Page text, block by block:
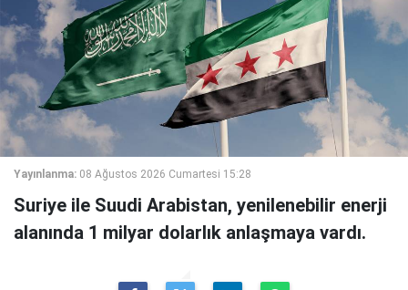
Yayınlanma: 08 Ağustos 2026 Cumartesi 15:28
Suriye ile Suudi Arabistan, yenilenebilir enerji
alanında 1 milyar dolarlık anlaşmaya vardı.